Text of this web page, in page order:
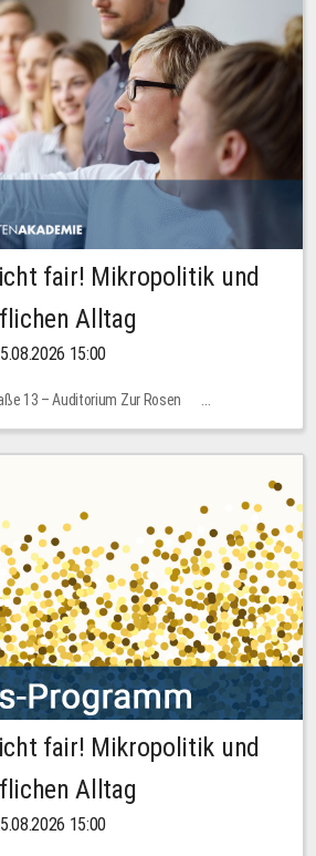
fair! Mikropolitik und
Alltag
15:00
13 – Auditorium Zur Rosen
30,00 EUR
fair! Mikropolitik und
Alltag
15:00